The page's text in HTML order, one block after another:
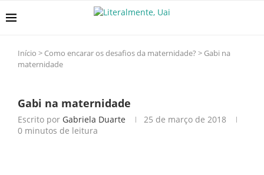
Início > Como encarar os desafios da maternidade? > Gabi na
maternidade
Gabi na maternidade
Escrito por Gabriela Duarte
25 de março de 2018
0 minutos de leitura